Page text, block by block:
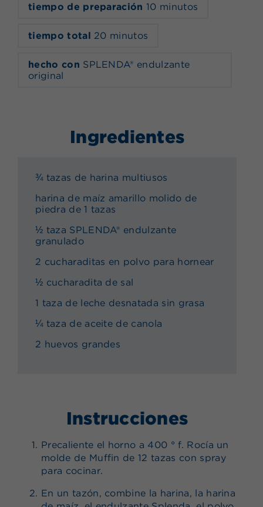
tiempo de preparación10 minutos
tiempo total20 minutos
hecho con SPLENDA® endulzante
original
Ingredientes
¾ tazas de harina multiusos
harina de maíz amarillo molido de
piedra de 1 tazas
½ taza SPLENDA® endulzante
granulado
2 cucharaditas en polvo para hornear
½ cucharadita de sal
1 taza de leche desnatada sin grasa
¼ taza de aceite de canola
2 huevos grandes
Instrucciones
Precaliente el horno a 400 ° f. Rocía un
molde de Muffin de 12 tazas con spray
para cocinar.
En un tazón, combine la harina, la harina